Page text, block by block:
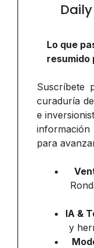
Lo que
resumido
Suscríbete
curaduría
e
para
IA &
y